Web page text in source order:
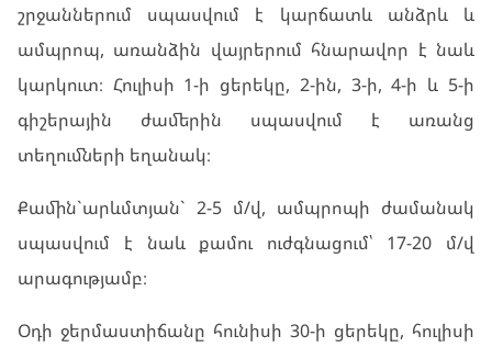
շրջաններում սպասվում է կարճատև անձրև և
ամպրոպ, առանձին վայրերում հնարավոր է նաև
կարկուտ։ Հուլիսի 1-ի ցերեկը, 2-ին, 3-ի, 4-ի և 5-ի
գիշերային ժամերին սպասվում է առանց
տեղումների եղանակ։
Քամին`արևմտյան` 2-5 մ/վ, ամպրոպի ժամանակ
սպասվում է նաև քամու ուժգնացում՝ 17-20 մ/վ
արագությամբ։
Օդի ջերմաստիճանը հունիսի 30-ի ցերեկը, հուլիսի